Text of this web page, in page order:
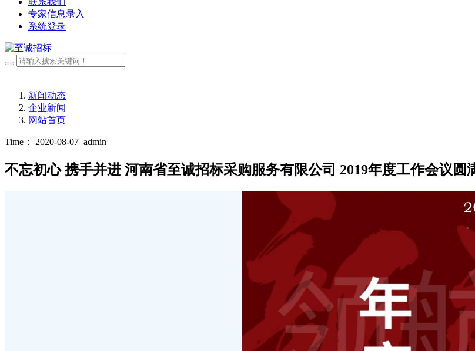
专家信息录入
系统登录
新闻动态
企业新闻
网站首页
Time： 2020-08-07 admin
不忘初心 携手并进 河南省至诚招标采购服务有限公司 2019年度工作会议圆